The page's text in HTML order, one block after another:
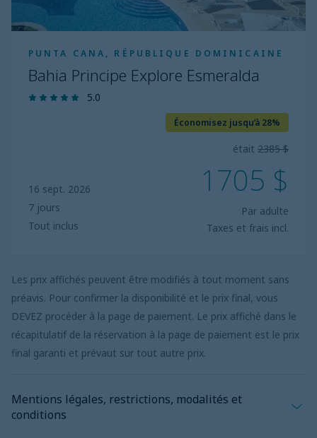
PUNTA CANA, RÉPUBLIQUE DOMINICAINE
Bahia Principe Explore Esmeralda
5.0
16 sept. 2026
7 jours
Tout inclus
Économisez jusqu’à 28%
était 2385 $
1705 $
Par adulte
Taxes et frais incl.
Les prix affichés peuvent être modifiés à tout moment sans
préavis. Pour confirmer la disponibilité et le prix final, vous
DEVEZ procéder à la page de paiement. Le prix affiché dans le
récapitulatif de la réservation à la page de paiement est le prix
final garanti et prévaut sur tout autre prix.
Mentions légales, restrictions, modalités et
conditions